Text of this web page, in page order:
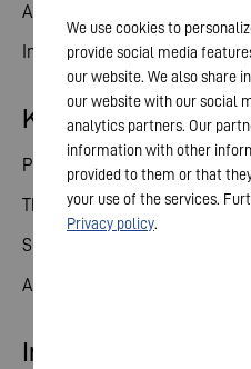
Konsument
Produktkategorien
Themenwelt
Service
Aktuelles
Aktuelles
Industrie Kontakt
Investor Relations
We use cookies to
provide social media
our website. We also share
our website with our social
analytics partners. Our
information with other
provided to them or that
your use of the services.
Privacy policy.